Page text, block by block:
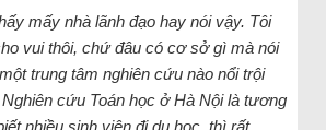
mấy nhà lãnh đạo hay nói vậy. Tôi
vui thôi, chứ đâu có cơ sở gì mà nói
trung tâm nghiên cứu nào nổi trội
cứu Toán học ở Hà Nội là tương
nhiều sinh viên đi du học, thì rất